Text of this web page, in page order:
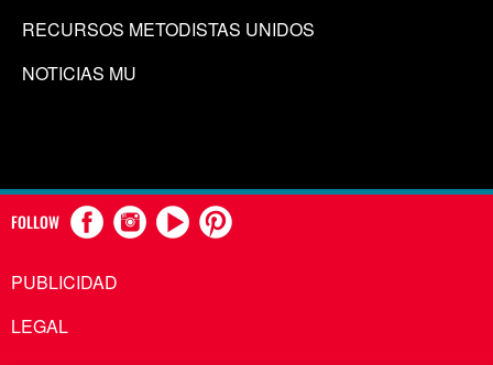
RECURSOS METODISTAS UNIDOS
NOTICIAS MU
FOLLOW
PUBLICIDAD
LEGAL